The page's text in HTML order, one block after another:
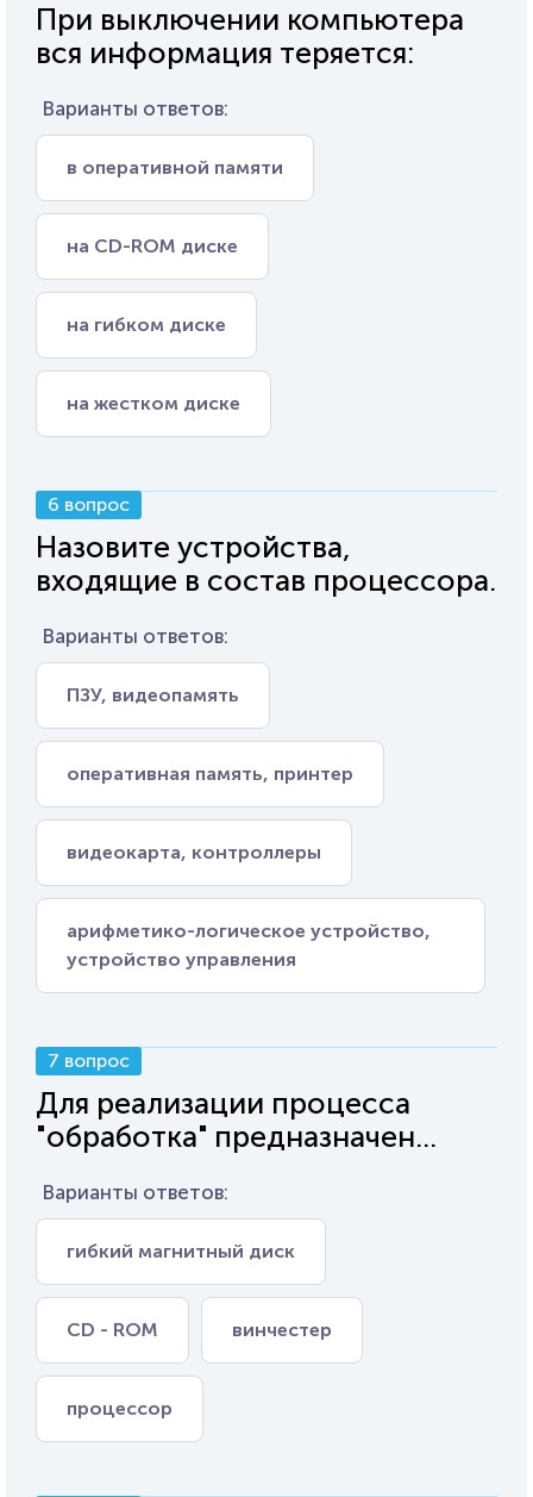
При выключении компьютера
вся информация теряется:
Варианты ответов:
в оперативной памяти
на CD-ROM диске
на гибком диске
на жестком диске
6 вопрос
Назовите устройства,
входящие в состав процессора.
Варианты ответов:
ПЗУ, видеопамять
оперативная память, принтер
видеокарта, контроллеры
арифметико-логическое устройство,
устройство управления
7 вопрос
Для реализации процесса
"обработка" предназначен...
Варианты ответов:
гибкий магнитный диск
CD - ROM винчестер
процессор